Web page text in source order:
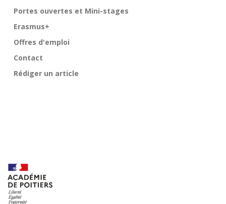
Portes ouvertes et Mini-stages
Erasmus+
Offres d'emploi
Contact
Rédiger un article